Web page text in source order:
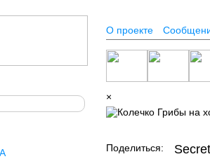
О проекте
×
Поделиться: